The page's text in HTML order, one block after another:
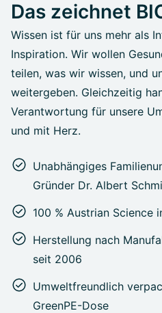
Das zeichnet
Wissen ist für uns mehr als
Inspiration. Wir wollen
teilen, was wir wissen, und
weitergeben. Gleichzeitig
Verantwortung für unsere
und mit Herz.
Unabhängiges
Gründer Dr. Albert
100 % Austrian Science
Herstellung nach
seit 2006
Umweltfreundlich
GreenPE-Dose